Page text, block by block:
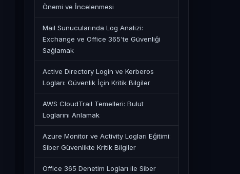
Önemi ve İncelenmesi
Mail Sunucularında Log Analizi:
Exchange ve Office 365'te Güvenliği
Sağlamak
Active Directory Login ve Kerberos
Logları: Güvenlik İçin Kritik Bilgiler
AWS CloudTrail Temelleri: Bulut
Loglarını Anlamak
Azure Monitor ve Activity Logları Eğitimi:
Siber Güvenlikte Kritik Bilgiler
Office 365 Denetim Logları ile Siber